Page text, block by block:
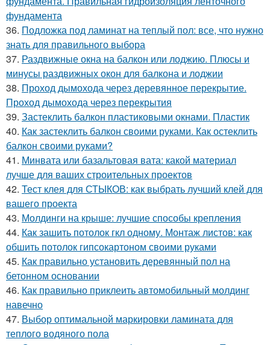
фундамента
36. Подложка под ламинат на теплый пол: все, что нужно
знать для правильного выбора
37. Раздвижные окна на балкон или лоджию. Плюсы и
минусы раздвижных окон для балкона и лоджии
38. Проход дымохода через деревянное перекрытие.
Проход дымохода через перекрытия
39. Застеклить балкон пластиковыми окнами. Пластик
40. Как застеклить балкон своими руками. Как остеклить
балкон своими руками?
41. Минвата или базальтовая вата: какой материал
лучше для ваших строительных проектов
42. Тест клея для СТЫКОВ: как выбрать лучший клей для
вашего проекта
43. Молдинги на крыше: лучшие способы крепления
44. Как зашить потолок гкл одному. Монтаж листов: как
обшить потолок гипсокартоном своими руками
45. Как правильно установить деревянный пол на
бетонном основании
46. Как правильно приклеить автомобильный молдинг
навечно
47. Выбор оптимальной маркировки ламината для
теплого водяного пола